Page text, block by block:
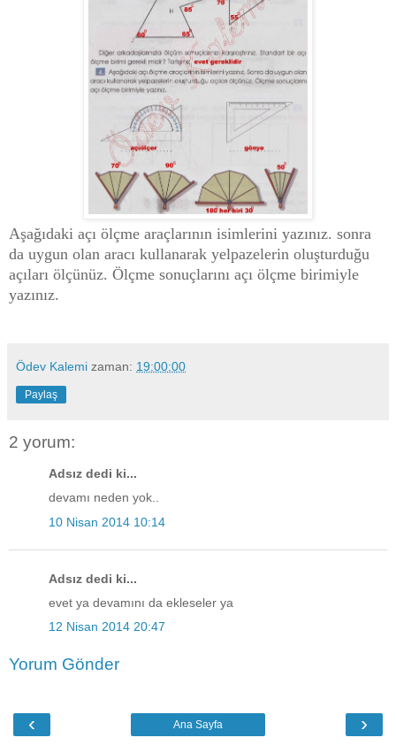
Aşağıdaki açı ölçme araçlarının isimlerini yazınız. sonra
da uygun olan aracı kullanarak yelpazelerin oluşturduğu
açıları ölçünüz. Ölçme sonuçlarını açı ölçme birimiyle
yazınız.
Ödev Kalemi zaman: 19:00:00
Paylaş
2 yorum:
Adsız dedi ki...
devamı neden yok..
10 Nisan 2014 10:14
Adsız dedi ki...
evet ya devamını da ekleseler ya
12 Nisan 2014 20:47
Yorum Gönder
‹ ›
Ana Sayfa